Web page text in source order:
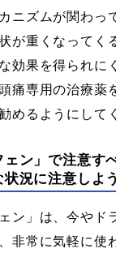
ニズムが関わっ
が重くなってく
効果を得られに
痛専用の治療薬
めるようにして
ェン」で注意す
況に注意しよう
ン」は、今やド
非常に気軽に使